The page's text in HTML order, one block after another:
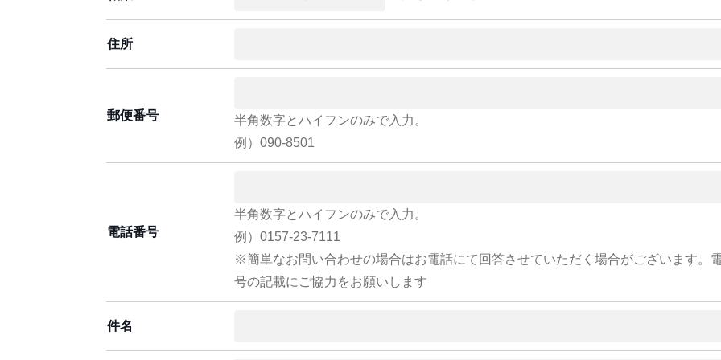
住所
郵便番号
半角数字とハイフンのみで入力。
例）090-8501
電話番号
半角数字とハイフンのみで入力。
例）0157-23-7111
※簡単なお問い合わせの場合はお電話にて回答させていただく場合がございます。
号の記載にご協力をお願いします
件名